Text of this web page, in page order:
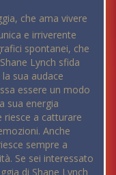
che ama vivere
e irriverente
spontanei, che
Lynch sfida
sua audace
essere un modo
sua energia
riesce a catturare
Anche
sempre a
Se sei interessato
di Shane Lynch